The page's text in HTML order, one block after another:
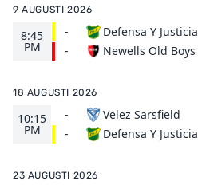
9 AUGUSTI 2026
8:45
PM
-
-
Defensa Y Justicia
Newells Old Boys
18 AUGUSTI 2026
10:15
PM
-
-
Velez Sarsfield
Defensa Y Justicia
23 AUGUSTI 2026